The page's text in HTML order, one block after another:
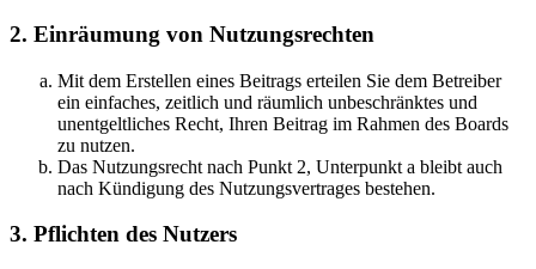
2. Einräumung von Nutzungsrechten
Mit dem Erstellen eines Beitrags erteilen Sie dem Betreiber
ein einfaches, zeitlich und räumlich unbeschränktes und
unentgeltliches Recht, Ihren Beitrag im Rahmen des Boards
zu nutzen.
Das Nutzungsrecht nach Punkt 2, Unterpunkt a bleibt auch
nach Kündigung des Nutzungsvertrages bestehen.
3. Pflichten des Nutzers